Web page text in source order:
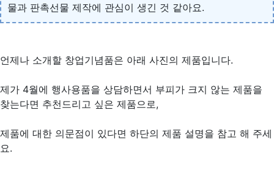
물과 판촉선물 제작에 관심이 생긴 것 같아요.
언제나 소개할 창업기념품은 아래 사진의 제품입니다.
제가 4월에 행사용품을 상담하면서 부피가 크지 않는 제품을
찾는다면 추천드리고 싶은 제품으로,
제품에 대한 의문점이 있다면 하단의 제품 설명을 참고 해 주세
요.